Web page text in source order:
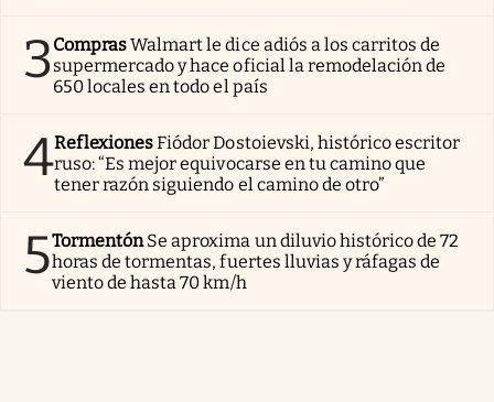
3ComprasWalmart le dice adiós a los carritos de
supermercado y hace oficial la remodelación de
650 locales en todo el país
4ReflexionesFiódor Dostoievski, histórico escritor
ruso: “Es mejor equivocarse en tu camino que
tener razón siguiendo el camino de otro”
5TormentónSe aproxima un diluvio histórico de 72
horas de tormentas, fuertes lluvias y ráfagas de
viento de hasta 70 km/h